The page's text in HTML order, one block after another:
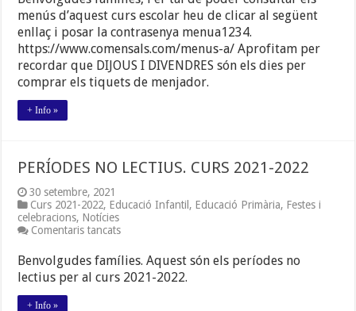
MENJADOR.
CURS
2021-
2022
menús d’aquest curs escolar heu de clicar al següent
enllaç i posar la contrasenya menua1234.
https://www.comensals.com/menus-a/ Aprofitam per
recordar que DIJOUS I DIVENDRES són els dies per
comprar els tiquets de menjador.
+ Info »
PERÍODES NO LECTIUS. CURS 2021-2022
30 setembre, 2021
Curs 2021-2022, Educació Infantil , Educació Primària, Festes i
celebracions, Notícies
Comentaris tancatsa
NO
LECTIUS.
CURS
Benvolgudes famílies. Aquest són els períodes no
lectius per al curs 2021-2022.
+ Info »